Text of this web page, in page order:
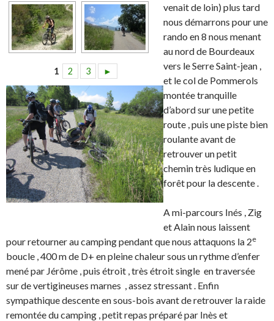
1 2 3 ►
venait de loin) plus tard
nous démarrons pour une
rando en 8 nous menant
au nord de Bourdeaux
vers le Serre Saint-jean ,
et le col de Pommerols
montée tranquille
d’abord sur une petite
route , puis une piste bien
roulante avant de
retrouver un petit
chemin très ludique en
forêt pour la descente .
A mi-parcours Inés , Zig
et Alain nous laissent
pour retourner au camping pendant que nous attaquons la 2e
boucle , 400 m de D+ en pleine chaleur sous un rythme d’enfer
mené par Jérôme , puis étroit , très étroit single en traversée
sur de vertigineuses marnes , assez stressant . Enfin
sympathique descente en sous-bois avant de retrouver la raide
remontée du camping , petit repas préparé par Inès et